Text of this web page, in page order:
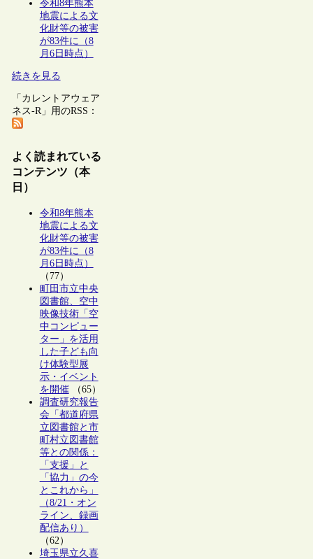
令和8年熊本
地震による文
化財等の被害
が83件に（8
月6日時点）
続きを見る
「カレントアウェア
ネス-R」用のRSS：
よく読まれている
コンテンツ（本
日）
令和8年熊本
地震による文
化財等の被害
が83件に（8
月6日時点）
（77）
町田市立中央
図書館、空中
映像技術「空
中コンピュー
ター」を活用
した子ども向
け体験型展
示・イベント
を開催（65）
調査研究報告
会「都道府県
立図書館と市
町村立図書館
等との関係：
「支援」と
「協力」の今
とこれから」
（8/21・オン
ライン、録画
配信あり）
（62）
埼玉県立久喜